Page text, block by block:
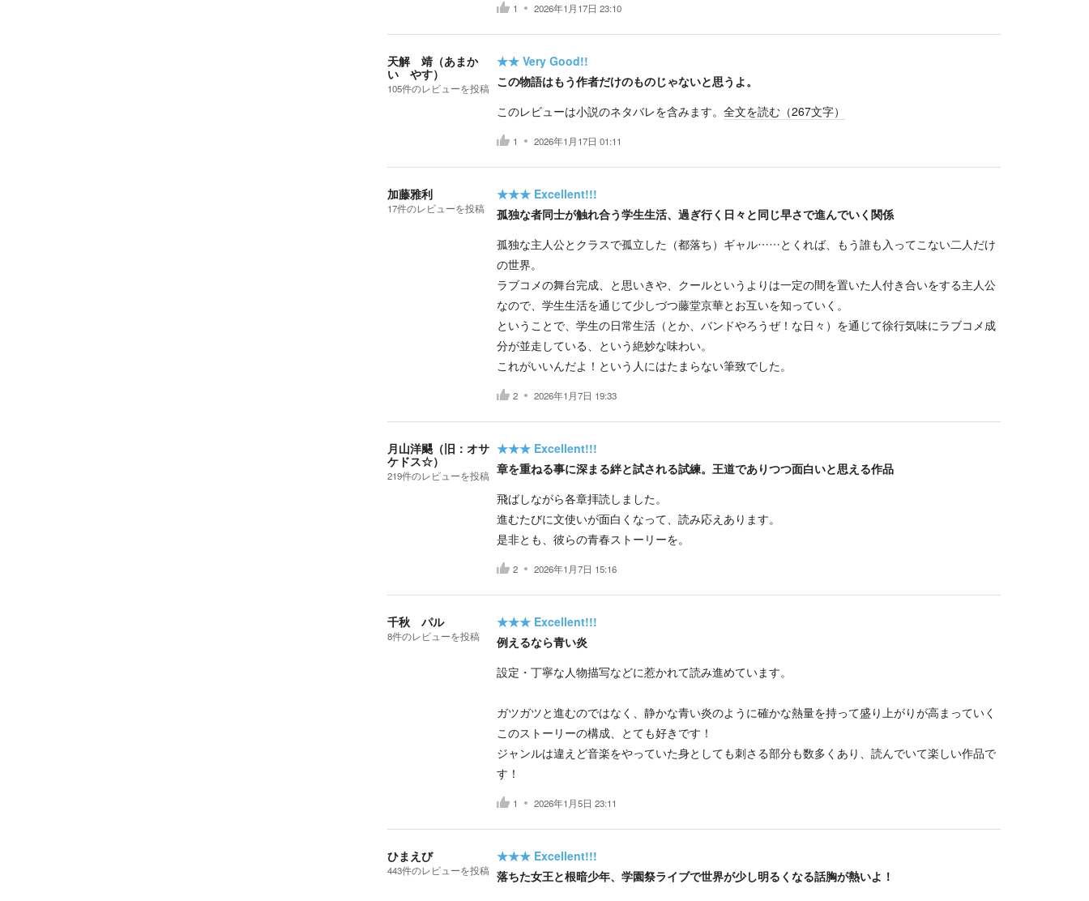
1 2026年1月17日 23:10
天解 靖（あまか
い やす）
105件のレビューを投稿
★★ Very Good!!
この物語はもう作者だけのものじゃないと思うよ。
このレビューは小説のネタバレを含みます。 全文を読む（267文字）
1 2026年1月17日 01:11
加藤雅利
17件のレビューを投稿
★★★ Excellent!!!
孤独な者同士が触れ合う学生生活、過ぎ行く日々と同じ早さで進んでいく関係
孤独な主人公とクラスで孤立した（都落ち）ギャル……とくれば、もう誰も入ってこない二人だけ
の世界。
ラブコメの舞台完成、と思いきや、クールというよりは一定の間を置いた人付き合いをする主人公
なので、学生生活を通じて少しづつ藤堂京華とお互いを知っていく。
ということで、学生の日常生活（とか、バンドやろうぜ！な日々）を通じて徐行気味にラブコメ成
分が並走している、という絶妙な味わい。
これがいいんだよ！という人にはたまらない筆致でした。
2 2026年1月7日 19:33
月山洋颸（旧：オサ
ケドス☆）
219件のレビューを投稿
★★★ Excellent!!!
章を重ねる事に深まる絆と試される試練。王道でありつつ面白いと思える作品
飛ばしながら各章拝読しました。
進むたびに文使いが面白くなって、読み応えあります。
是非とも、彼らの青春ストーリーを。
2 2026年1月7日 15:16
千秋 パル
8件のレビューを投稿
★★★ Excellent!!!
例えるなら青い炎
設定・丁寧な人物描写などに惹かれて読み進めています。
ガツガツと進むのではなく、静かな青い炎のように確かな熱量を持って盛り上がりが高まっていく
このストーリーの構成、とても好きです！
ジャンルは違えど音楽をやっていた身としても刺さる部分も数多くあり、読んでいて楽しい作品で
す！
1 2026年1月5日 23:11
ひまえび
443件のレビューを投稿
★★★ Excellent!!!
落ちた女王と根暗少年、学園祭ライブで世界が少し明るくなる話胸が熱いよ！